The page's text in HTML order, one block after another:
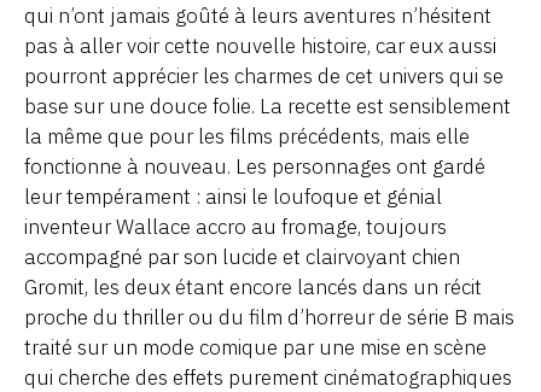
qui n’ont jamais goûté à leurs aventures n’hésitent
pas à aller voir cette nouvelle histoire, car eux aussi
pourront apprécier les charmes de cet univers qui se
base sur une douce folie. La recette est sensiblement
la même que pour les films précédents, mais elle
fonctionne à nouveau. Les personnages ont gardé
leur tempérament : ainsi le loufoque et génial
inventeur Wallace accro au fromage, toujours
accompagné par son lucide et clairvoyant chien
Gromit, les deux étant encore lancés dans un récit
proche du thriller ou du film d’horreur de série B mais
traité sur un mode comique par une mise en scène
qui cherche des effets purement cinématographiques